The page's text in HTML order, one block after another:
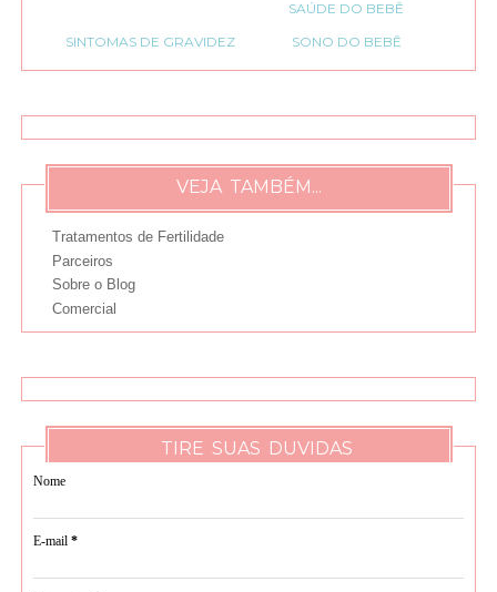
SAÚDE DO BEBÊ
SINTOMAS DE GRAVIDEZ
SONO DO BEBÊ
VEJA TAMBÉM...
Tratamentos de Fertilidade
Parceiros
Sobre o Blog
Comercial
TIRE SUAS DUVIDAS
Nome
E-mail*